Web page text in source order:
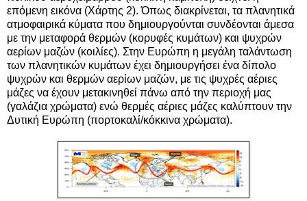
επόμενη εικόνα (Χάρτης 2). Όπως διακρίνεται, τα πλανητικά
ατμοφαιρικά κύματα που δημιουργούνται συνδέονται άμεσα
με την μεταφορά θερμών (κορυφές κυμάτων) και ψυχρών
αερίων μαζών (κοιλίες). Στην Ευρώπη η μεγάλη ταλάντωση
των πλανητικών κυμάτων έχει δημιουργήσει ένα δίπολο
ψυχρών και θερμών αερίων μαζών, με τις ψυχρές αέριες
μάζες να έχουν μετακινηθεί πάνω από την περιοχή μας
(γαλάζια χρώματα) ενώ θερμές αέριες μάζες καλύπτουν την
Δυτική Ευρώπη (πορτοκαλί/κόκκινα χρώματα).